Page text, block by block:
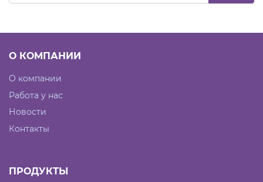
О КОМПАНИИ
О компании
Работа у нас
Новости
Контакты
ПРОДУКТЫ